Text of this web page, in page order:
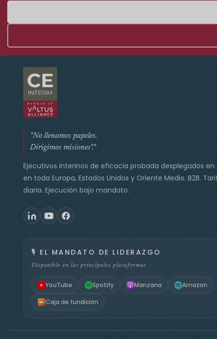
"No llenamos papeles.
Dirigimos misiones"."
Ejecutivos interinos de eficacia probada desplegados en
en toda Europa, Estados Unidos y Oriente Medio. B2B.
diaria. Ejecución bajo mandato.
🎙️ EL MANDATO DE LIDERAZGO
Disponible en las principales plataformas
YouTube Spotify Manzana Amazon
Caja de fundición